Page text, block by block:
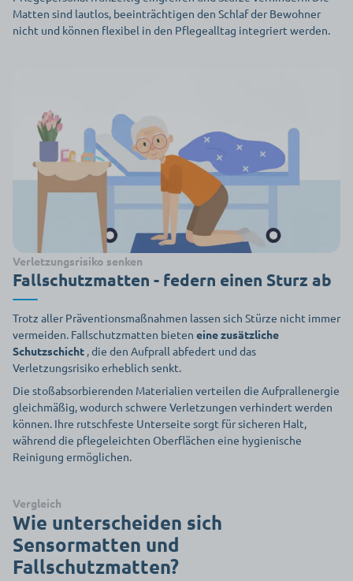
Matten sind lautlos, beeinträchtigen den Schlaf der Bewohner
nicht und können flexibel in den Pflegealltag integriert werden.
Verletzungsrisiko senken
Fallschutzmatten - federn einen Sturz ab
Trotz aller Präventionsmaßnahmen lassen sich Stürze nicht immer
vermeiden. Fallschutzmatten bieten eine zusätzliche
Schutzschicht , die den Aufprall abfedert und das
Verletzungsrisiko erheblich senkt.
Die stoßabsorbierenden Materialien verteilen die Aufprallenergie
gleichmäßig, wodurch schwere Verletzungen verhindert werden
können. Ihre rutschfeste Unterseite sorgt für sicheren Halt,
während die pflegeleichten Oberflächen eine hygienische
Reinigung ermöglichen.
Vergleich
Wie unterscheiden sich
Sensormatten und
Fallschutzmatten?